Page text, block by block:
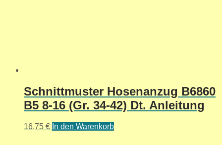
Schnittmuster Hosenanzug B6860
B5 8-16 (Gr. 34-42) Dt. Anleitung
16,75 € In den Warenkorb